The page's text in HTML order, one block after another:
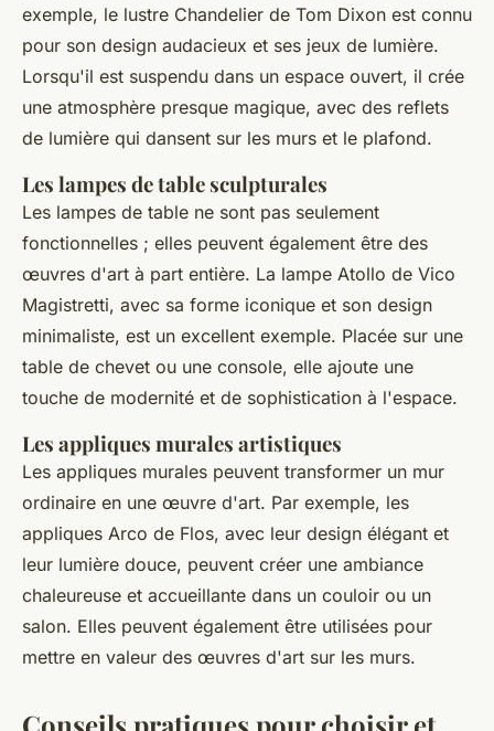
exemple, le lustre Chandelier de Tom Dixon est connu
pour son design audacieux et ses jeux de lumière.
Lorsqu'il est suspendu dans un espace ouvert, il crée
une atmosphère presque magique, avec des reflets
de lumière qui dansent sur les murs et le plafond.
Les lampes de table sculpturales
Les lampes de table ne sont pas seulement
fonctionnelles ; elles peuvent également être des
œuvres d'art à part entière. La lampe Atollo de Vico
Magistretti, avec sa forme iconique et son design
minimaliste, est un excellent exemple. Placée sur une
table de chevet ou une console, elle ajoute une
touche de modernité et de sophistication à l'espace.
Les appliques murales artistiques
Les appliques murales peuvent transformer un mur
ordinaire en une œuvre d'art. Par exemple, les
appliques Arco de Flos, avec leur design élégant et
leur lumière douce, peuvent créer une ambiance
chaleureuse et accueillante dans un couloir ou un
salon. Elles peuvent également être utilisées pour
mettre en valeur des œuvres d'art sur les murs.